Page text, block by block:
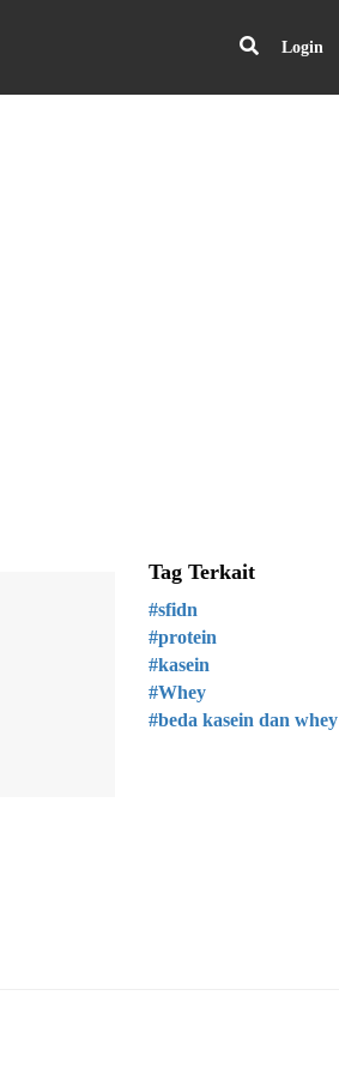
Login
Tag Terkait
#sfidn
#protein
#kasein
#Whey
#beda kasein dan whey